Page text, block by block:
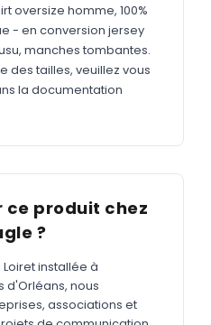
oversize homme, 100%
- en conversion jersey
manches tombantes.
des tailles, veuillez vous
la documentation
ce produit chez
?
installée à
d'Orléans, nous
associations et